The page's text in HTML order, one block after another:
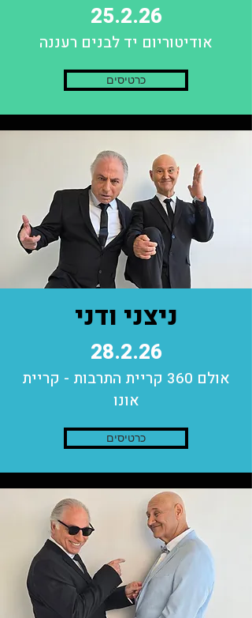
25.2.26
אודיטוריום יד לבנים רעננה
כרטיסים
ניצני ודני
28.2.26
אולם 360 קריית התרבות - קריית
אונו
כרטיסים